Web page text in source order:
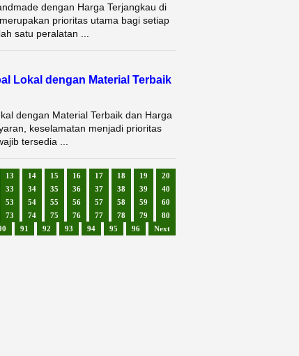
dengan Harga Terjangkau di
prioritas utama bagi setiap
satu peralatan ...
Lokal dengan Material Terbaik
dengan Material Terbaik dan Harga
keselamatan menjadi prioritas
tersedia ...
13 14 15 16 17 18 19
20
33 34 35 36 37 38 39
40
53 54 55 56 57 58 59
60
73 74 75 76 77 78 79
80
91 92 93 94 95 96 Next